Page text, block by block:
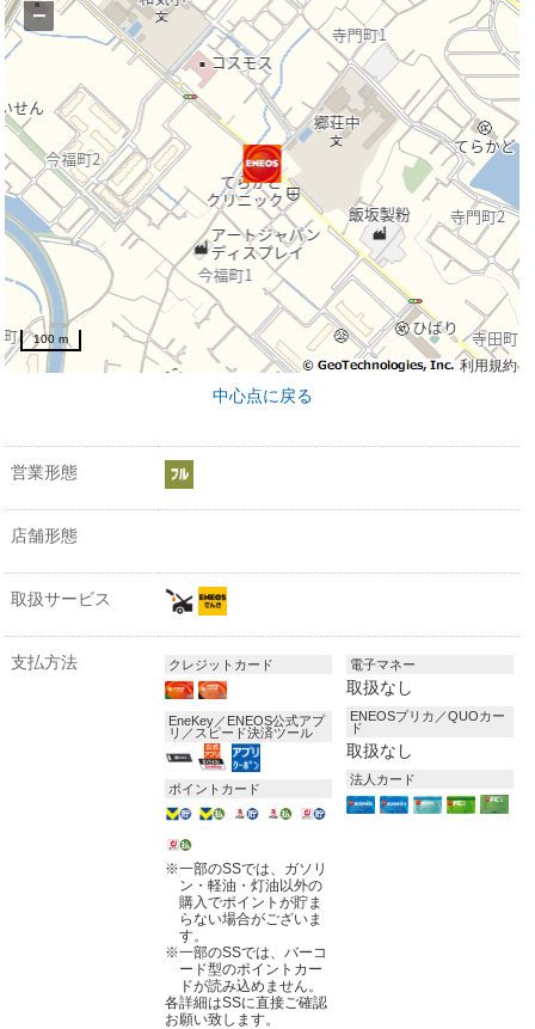
利用規約
−
100 m
中心点に戻る
営業形態
店舗形態
取扱サービス
支払方法 クレジットカード
EneKey／ENEOS公式アプ
リ／スピード決済ツール
ポイントカード
※一部のSSでは、ガソリ
ン・軽油・灯油以外の
購入でポイントが貯ま
らない場合がございま
す。
※一部のSSでは、バーコ
ード型のポイントカー
ドが読み込めません。
各詳細はSSに直接ご確認
お願い致します。
電子マネー
取扱なし
ENEOSプリカ／QUOカー
ド
取扱なし
法人カード